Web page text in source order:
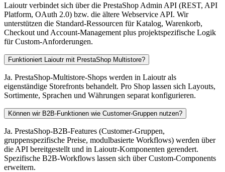
Laioutr verbindet sich über die PrestaShop Admin API (REST, API
Platform, OAuth 2.0) bzw. die ältere Webservice API. Wir
unterstützen die Standard-Ressourcen für Katalog, Warenkorb,
Checkout und Account-Management plus projektspezifische Logik
für Custom-Anforderungen.
Funktioniert Laioutr mit PrestaShop Multistore?
Ja. PrestaShop-Multistore-Shops werden in Laioutr als
eigenständige Storefronts behandelt. Pro Shop lassen sich Layouts,
Sortimente, Sprachen und Währungen separat konfigurieren.
Können wir B2B-Funktionen wie Customer-Gruppen nutzen?
Ja. PrestaShop-B2B-Features (Customer-Gruppen,
gruppenspezifische Preise, modulbasierte Workflows) werden über
die API bereitgestellt und in Laioutr-Komponenten gerendert.
Spezifische B2B-Workflows lassen sich über Custom-Components
erweitern.